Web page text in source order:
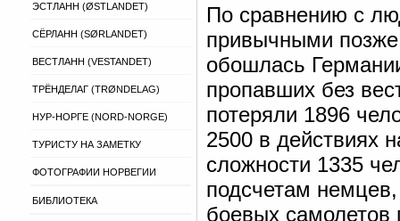
ЭСТЛАНН (ØSTLANDET)
СЁРЛАНН (SØRLANDET)
ВЕСТЛАНН (VESTANDET)
ТРЁНДЕЛАГ (TRØNDELAG)
НУР-НОРГЕ (NORD-NORGE)
ТУРИСТУ НА ЗАМЕТКУ
ФОТОГРАФИИ НОРВЕГИИ
БИБЛИОТЕКА
По сравнению с
привычными
обошлась
пропавших без
потеряли 1896
2500 в действиях
сложности 1335
подсчетам
боевых самолетов